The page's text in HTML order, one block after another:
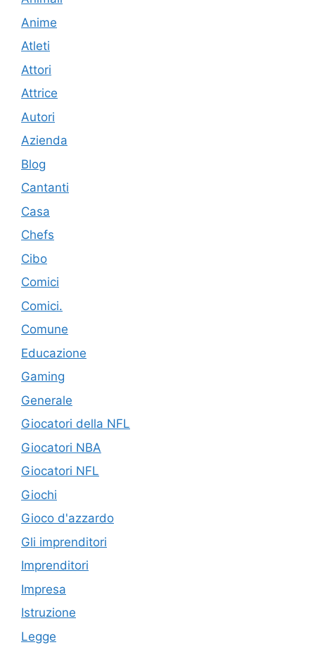
Anime
Atleti
Attori
Attrice
Autori
Azienda
Blog
Cantanti
Casa
Chefs
Cibo
Comici
Comici.
Comune
Educazione
Gaming
Generale
Giocatori della NFL
Giocatori NBA
Giocatori NFL
Giochi
Gioco d'azzardo
Gli imprenditori
Imprenditori
Impresa
Istruzione
Legge